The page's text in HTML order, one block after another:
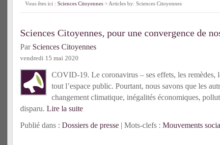
Vous êtes ici : Sciences Citoyennes > Articles by: Sciences Citoyennes
Sciences Citoyennes, pour une convergence de
Par Sciences Citoyennes
vendredi 15 mai 2020
COVID-19. Le coronavirus – ses effets, les remèdes,
tout l’espace public. Pourtant, nous savons que les
changement climatique, inégalités économiques,
disparu. Lire la suite
Publié dans : Dossiers de presse | Mots-clefs : Mouvements